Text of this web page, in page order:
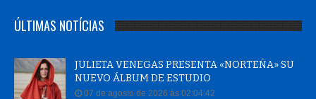
ÚLTIMAS NOTÍCIAS
JULIETA VENEGAS PRESENTA «NORTEÑA» SU
NUEVO ÁLBUM DE ESTUDIO
07 de agosto de 2026 às 02:04:42